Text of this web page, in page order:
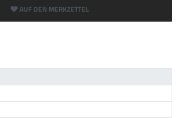
AUF DEN MERKZETTEL